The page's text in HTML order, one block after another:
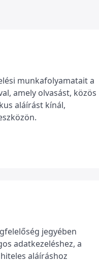
munkafolyamatait a
amely olvasást, közös
aláírást kínál,
jegyében
adatkezeléshez, a
aláíráshoz